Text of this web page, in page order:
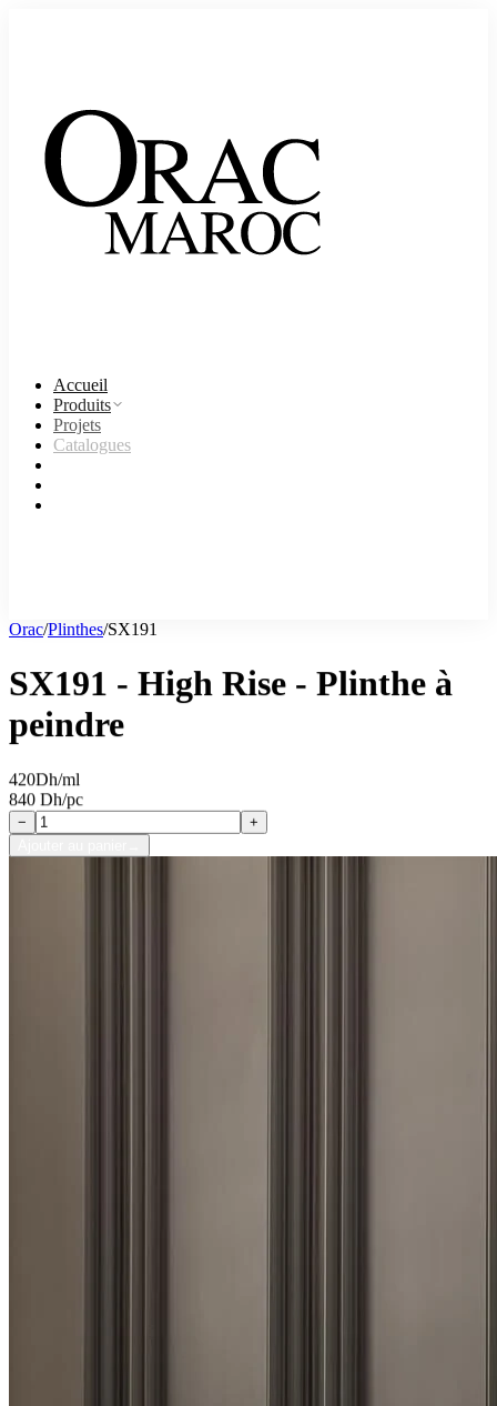
Accueil
Produits
Projets
Catalogues
Orac/Plinthes/SX191
SX191 - High Rise - Plinthe à
peindre
420Dh/ml
840 Dh/pc
−
+